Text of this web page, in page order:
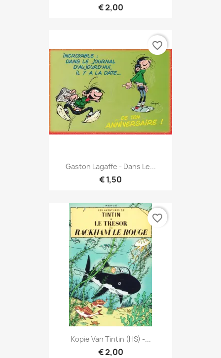
€ 2,00
Gaston Lagaffe - Dans Le...
€ 1,50
favorite_border
Kopie Van Tintin (HS) -...
€ 2,00
favorite_border